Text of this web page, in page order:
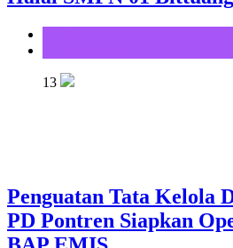
13
Penguatan Tata Kelola
PD Pontren Siapkan